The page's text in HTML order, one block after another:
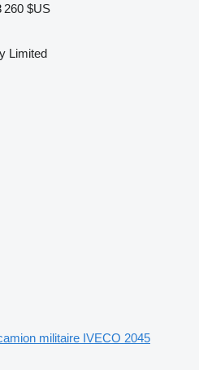
260 $US
Limited
militaire IVECO 2045